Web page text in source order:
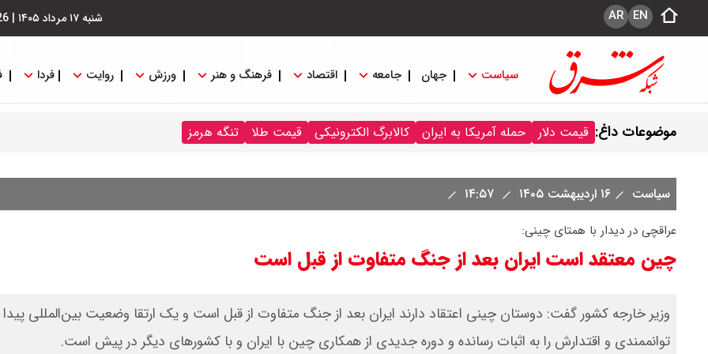
شنبه ۱۷ مرداد ۱۴۰۵ | EN
AR
سیاست جهان جامعه اقتصاد فرهنگ و هنر ورزش روایت فردا
موضوعات داغ: قیمت دلار حمله آمریکا به ایران کالابرگ الکترونیکی قیمت طلا تنگه هرمز
سیاست ۱۶ اردیبهشت ۱۴۰۵
عراقچی در دیدار با همتای چینی:
چین معتقد است ایران بعد از جنگ متفاوت از قبل است
وزیر خارجه کشور گفت: دوستان چینی اعتقاد دارند ایران بعد از جنگ متفاوت از قبل است و یک ارتقا وضعیت بین‌المللی پیدا
توانممندی و اقتدارش را به اثبات رسانده و دوره جدیدی از همکاری چین با ایران و با کشورهای دیگر در پیش است.